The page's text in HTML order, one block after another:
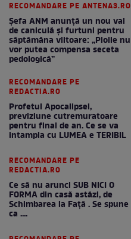
RECOMANDARE PE ANTENA3.RO
Șefa ANM anunță un nou val
de caniculă și furtuni pentru
săptămâna viitoare: „Ploile nu
vor putea compensa seceta
pedologică”
RECOMANDARE PE
REDACTIA.RO
Profetul Apocalipsei,
previziune cutremuratoare
pentru final de an. Ce se va
intampla cu LUMEA e TERIBIL
RECOMANDARE PE
REDACTIA.RO
Ce să nu arunci SUB NICI O
FORMA din casă astăzi, de
Schimbarea la Față . Se spune
ca ....